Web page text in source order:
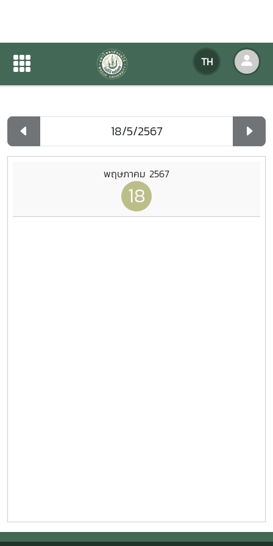
TH
ปฏิทินกิจกรรมของหน่วยงาน
ปฏิทินกิจกรรมของหน่วยงาน
พฤษภาคม 2567
18